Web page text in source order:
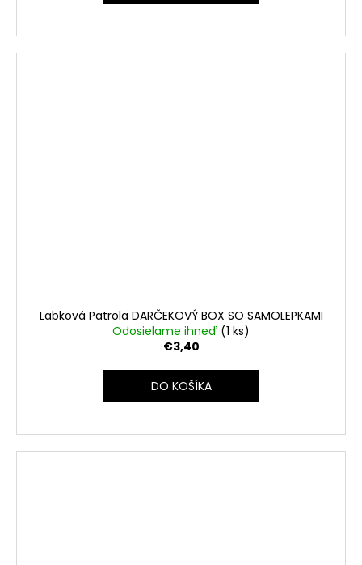
Labková Patrola DARČEKOVÝ BOX SO SAMOLEPKAMI
Odosielame ihneď (1 ks)
€3,40
DO KOŠÍKA